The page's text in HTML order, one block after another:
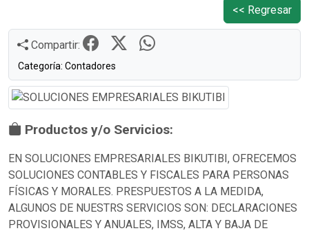
<< Regresar
Compartir:
Categoría: Contadores
Productos y/o Servicios:
EN SOLUCIONES EMPRESARIALES BIKUTIBI, OFRECEMOS
SOLUCIONES CONTABLES Y FISCALES PARA PERSONAS
FÍSICAS Y MORALES. PRESPUESTOS A LA MEDIDA,
ALGUNOS DE NUESTRS SERVICIOS SON: DECLARACIONES
PROVISIONALES Y ANUALES, IMSS, ALTA Y BAJA DE